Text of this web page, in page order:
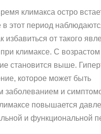
климакса остро
в этот период
избавиться от такого
климаксе. С
становится выше.
которое может быть
заболеванием и
повышается
и функциональной